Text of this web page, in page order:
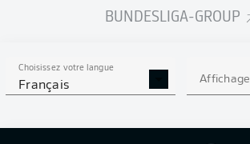
BUNDESLIGA-GROUP
Choisissez votre langue
Français Affichage
Nikola Vasilj